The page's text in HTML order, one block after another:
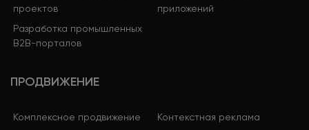
проектов
приложений
Разработка промышленных
B2B-порталов
ПРОДВИЖЕНИЕ
Комплексное продвижение
Контекстная реклама